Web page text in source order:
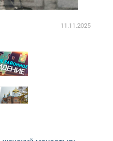
11.11.2025